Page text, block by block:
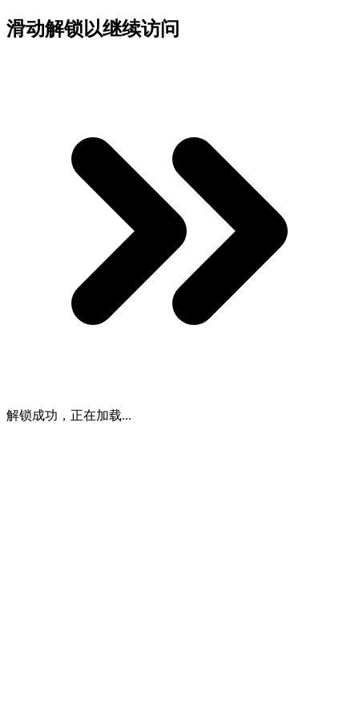
滑动解锁以继续访问
解锁成功，正在加载...